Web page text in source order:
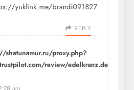
yuklink.me/brandi091827
REPLY
shatunamur.ru/proxy.php?
review/edelkranz.de